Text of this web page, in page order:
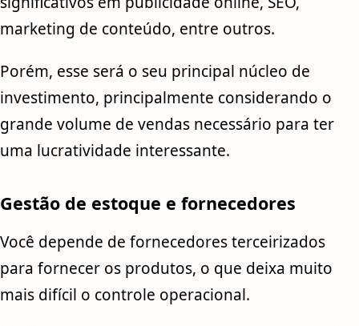
marketing de conteúdo, entre outros.
Porém, esse será o seu principal núcleo de
investimento, principalmente considerando o
grande volume de vendas necessário para ter
uma lucratividade interessante.
Gestão de estoque e fornecedores
Você depende de fornecedores terceirizados
para fornecer os produtos, o que deixa muito
mais difícil o controle operacional.